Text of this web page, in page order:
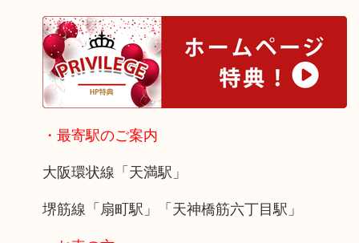
・最寄駅のご案内
大阪環状線「天満駅」
堺筋線「扇町駅」「天神橋筋六丁目駅」